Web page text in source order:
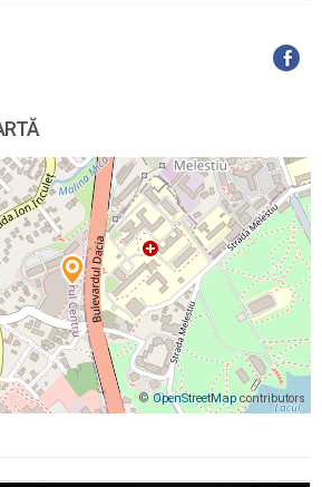
©OpenStreetMap contributors